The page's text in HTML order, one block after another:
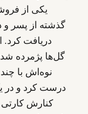
یکی از
گذشته از پسر و
دریافت کرد.
گل‌ها پژمرده
نوه‌اش با
درست کرد و در
کنارش